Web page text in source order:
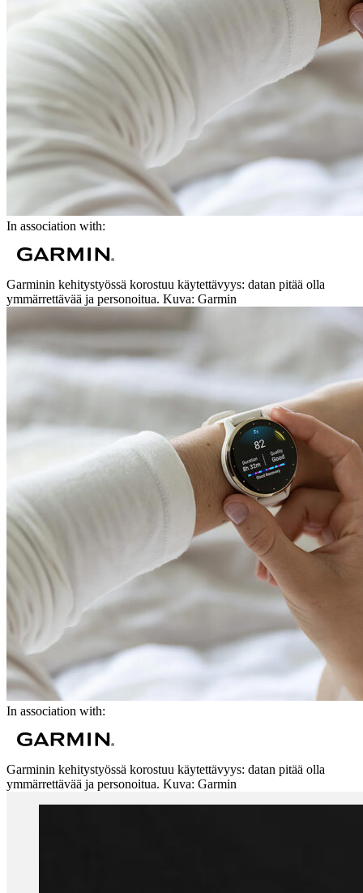
In association with:
Garminin kehitystyössä korostuu käytettävyys: datan pitää olla
ymmärrettävää ja personoitua. Kuva: Garmin
In association with:
Garminin kehitystyössä korostuu käytettävyys: datan pitää olla
ymmärrettävää ja personoitua. Kuva: Garmin